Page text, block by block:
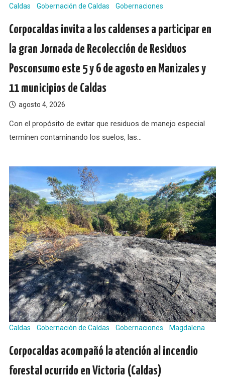
Caldas Gobernación de Caldas Gobernaciones
Corpocaldas invita a los caldenses a participar en
la gran Jornada de Recolección de Residuos
Posconsumo este 5 y 6 de agosto en Manizales y
11 municipios de Caldas
agosto 4, 2026
Con el propósito de evitar que residuos de manejo especial
terminen contaminando los suelos, las…
Caldas Gobernación de Caldas Gobernaciones Magdalena
Corpocaldas acompañó la atención al incendio
forestal ocurrido en Victoria (Caldas)